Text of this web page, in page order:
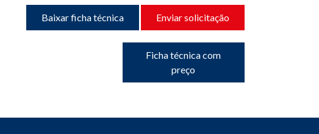
Baixar ficha técnica Enviar solicitação
Ficha técnica com
preço